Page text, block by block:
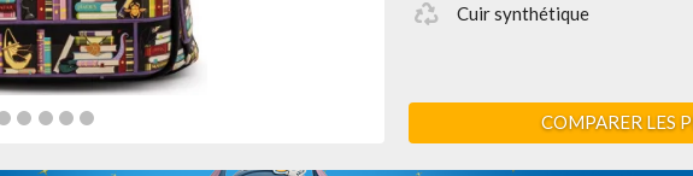
Cuir synthétique
COMPARER LES